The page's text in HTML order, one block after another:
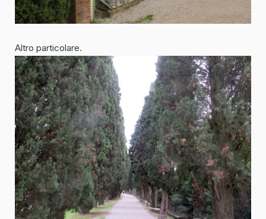
Altro particolare.